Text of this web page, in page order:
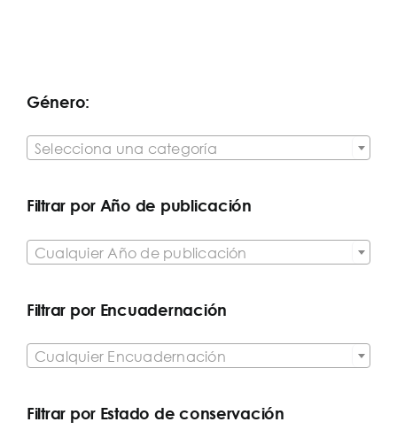
Género:
Selecciona una categoría
Filtrar por Año de publicación
Cualquier Año de publicación
Filtrar por Encuadernación
Cualquier Encuadernación
Filtrar por Estado de conservación